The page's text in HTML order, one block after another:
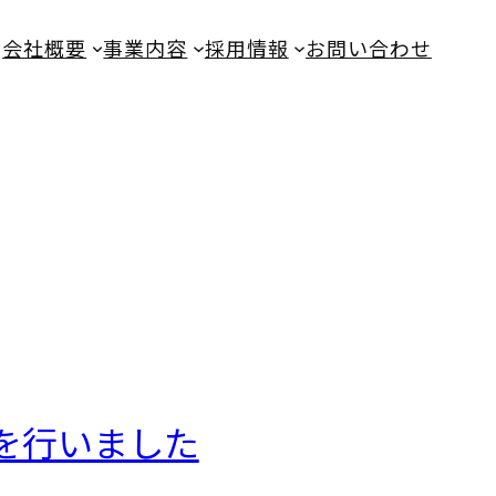
会社概要 事業内容 採用情報 お問い合わせ
行いました